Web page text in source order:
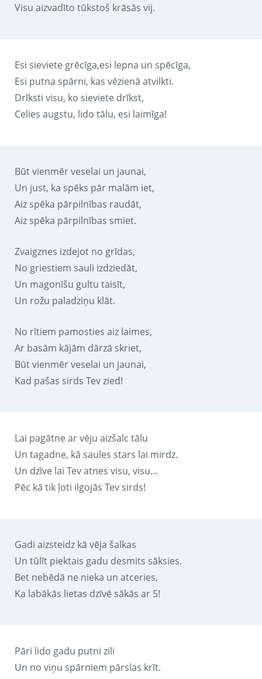
Visu aizvadīto tūkstoš krāsās vij.
Esi sieviete grēcīga,esi lepna un spēcīga,
Esi putna spārni, kas vēzienā atvilkti.
Drīksti visu, ko sieviete drīkst,
Celies augstu, lido tālu, esi laimīga!
Būt vienmēr veselai un jaunai,
Un just, ka spēks pār malām iet,
Aiz spēka pārpilnības raudāt,
Aiz spēka pārpilnības smiet.
Zvaigznes izdejot no grīdas,
No griestiem sauli izdziedāt,
Un magonīšu gultu taisīt,
Un rožu paladziņu klāt.
No rītiem pamosties aiz laimes,
Ar basām kājām dārzā skriet,
Būt vienmēr veselai un jaunai,
Kad pašas sirds Tev zied!
Lai pagātne ar vēju aizšalc tālu
Un tagadne, kā saules stars lai mirdz.
Un dzīve lai Tev atnes visu, visu…
Pēc kā tik ļoti ilgojās Tev sirds!
Gadi aizsteidz kā vēja šalkas
Un tūlīt piektais gadu desmits sāksies.
Bet nebēdā ne nieka un atceries,
Ka labākās lietas dzīvē sākās ar 5!
Pāri lido gadu putni zili
Un no viņu spārniem pārslas krīt.